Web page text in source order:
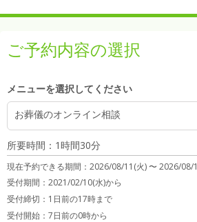
ご予約内容の選択
メニューを選択してください
お葬儀のオンライン相談
所要時間：1時間30分
現在予約できる期間： 2026/08/11(火) 〜2026/08/
受付期間：2021/02/10(水)から
受付締切： 1日前の17時まで
受付開始： 7日前の0時から